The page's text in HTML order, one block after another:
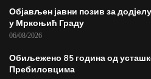
Објављен јавни позив за
у Мркоњић Граду
06/08/2026
Обиљежено 85 година од
Пребиловцима